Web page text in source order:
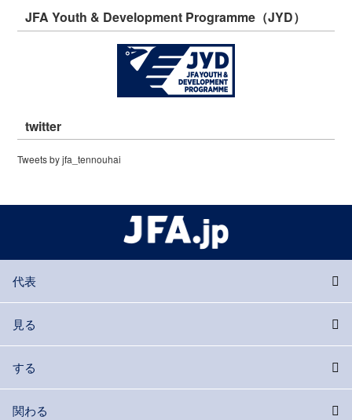
JFA Youth & Development Programme（JYD）
twitter
Tweets by jfa_tennouhai
代表
見る
する
関わる